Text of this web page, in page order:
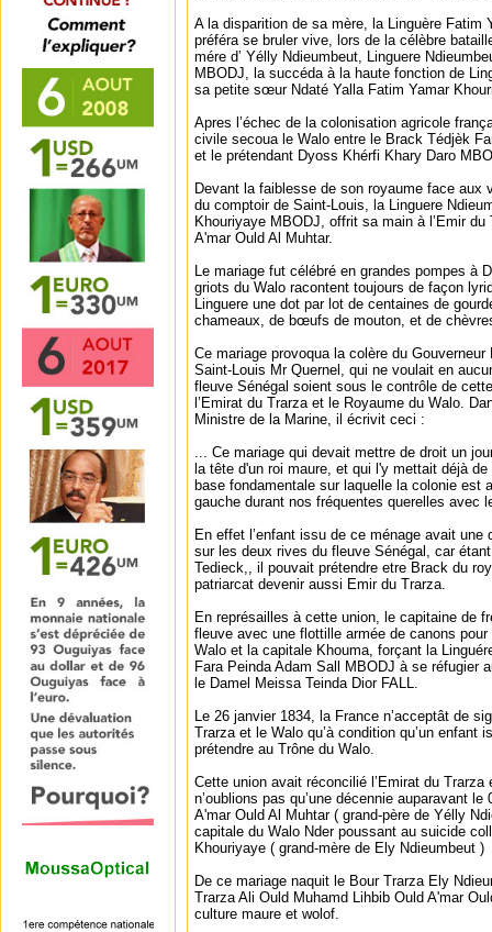
A la disparition de sa mère, la Linguère Fatim
préféra se bruler vive, lors de la célèbre
mére d’ Yélly Ndieumbeut, Linguere
MBODJ, la succéda à la haute fonction de
sa petite sœur Ndaté Yalla Fatim Yamar
Apres l’échec de la colonisation agricole
civile secoua le Walo entre le Brack Tédjèk
et le prétendant Dyoss Khérfi Khary Daro
Devant la faiblesse de son royaume face aux
du comptoir de Saint-Louis, la Linguere
Khouriyaye MBODJ, offrit sa main à l’Emir
A'mar Ould Al Muhtar.
Le mariage fut célébré en grandes pompes à
griots du Walo racontent toujours de façon
Linguere une dot par lot de centaines de
chameaux, de bœufs de mouton, et de
Ce mariage provoqua la colère du
Saint-Louis Mr Quernel, qui ne voulait en
fleuve Sénégal soient sous le contrôle de
l’Emirat du Trarza et le Royaume du Walo.
Ministre de la Marine, il écrivit ceci :
... Ce mariage qui devait mettre de droit un
la tête d'un roi maure, et qui l'y mettait déjà
base fondamentale sur laquelle la colonie est
gauche durant nos fréquentes querelles avec
En effet l’enfant issu de ce ménage avait une
sur les deux rives du fleuve Sénégal, car
Tedieck,, il pouvait prétendre etre Brack du
patriarcat devenir aussi Emir du Trarza.
En représailles à cette union, le capitaine de
fleuve avec une flottille armée de canons
Walo et la capitale Khouma, forçant la
Fara Peinda Adam Sall MBODJ à se réfugier
le Damel Meissa Teinda Dior FALL.
Le 26 janvier 1834, la France n’acceptât de
Trarza et le Walo qu’à condition qu’un enfant
prétendre au Trône du Walo.
Cette union avait réconcilié l’Emirat du
n’oublions pas qu’une décennie auparavant
A'mar Ould Al Muhtar ( grand-père de Yélly
capitale du Walo Nder poussant au suicide
Khouriyaye ( grand-mère de Ely Ndieumbeut )
De ce mariage naquit le Bour Trarza Ely
Trarza Ali Ould Muhamd Lihbib Ould A'mar
culture maure et wolof.